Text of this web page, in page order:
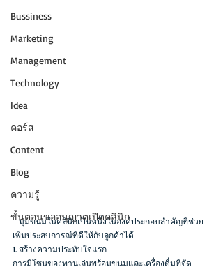
Bussiness
Marketing
Management
Technology
Idea
คอร์ส
Content
Blog
ความรู้
ขั้นตอนขออนุญาตเปิดคลินิก
   มุมขนมในคลินิกเป็นหนึ่งในองค์ประกอบสำคัญที่ช่วย
เพิ่มประสบการณ์ที่ดีให้กับลูกค้าได้
1. สร้างความประทับใจแรก
การมีโซนของทานเล่นพร้อมขนมและเครื่องดื่มที่จัด